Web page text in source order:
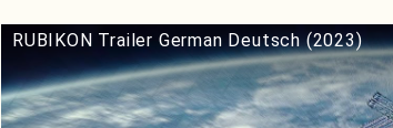
RUBIKON Trailer German Deutsch (2023)